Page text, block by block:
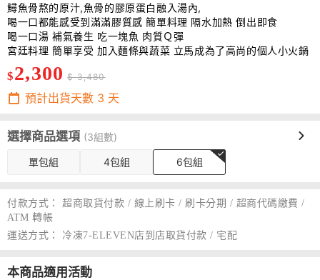
鱘魚骨熬的原汁,魚骨的膠原蛋白融入湯內,
喝一口都能感受到滿滿膠質感 簡單料理 隔水加熱 倒出即食
喝一口湯 補氣養生 吃一塊魚 肉質Ｑ彈
宮廷料理 簡單享受 加入麵條與蔬菜 立馬成為了高尚的個人小火鍋
$2,300 $ 3,480
預計出貨天數 3 天
選擇商品選項 (3組數)
單包組 4包組 6包組
付款方式：
超商取貨付款 / 線上刷卡 / 刷卡分期 / 超商代碼繳費 /
ATM 轉帳
運送方式：
冷凍7-ELEVEN店到店取貨付款 / 宅配
本商品適用活動